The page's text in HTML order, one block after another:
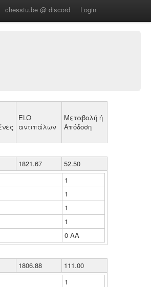
chesstu.be @ discord Login
ELO
αντιπάλων
Μεταβολή ή
Απόδοση
1821.67
52.50
1
1
1
1
0 ΑΑ
1806.88
111.00
1